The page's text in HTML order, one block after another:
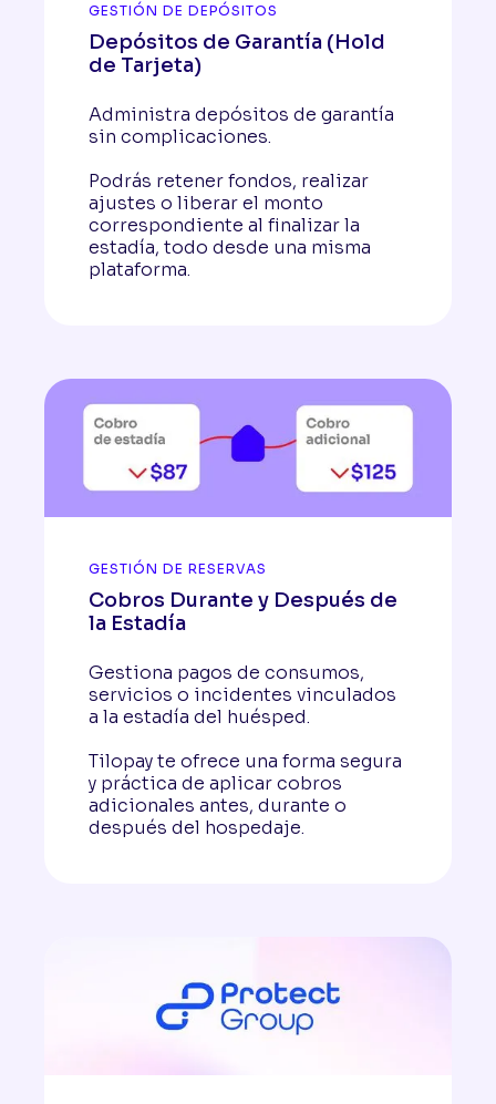
GESTIÓN DE DEPÓSITOS
Depósitos de Garantía (Hold
de Tarjeta)
Administra depósitos de garantía
sin complicaciones.
Podrás retener fondos, realizar
ajustes o liberar el monto
correspondiente al finalizar la
estadía, todo desde una misma
plataforma.
GESTIÓN DE RESERVAS
Cobros Durante y Después de
la Estadía
Gestiona pagos de consumos,
servicios o incidentes vinculados
a la estadía del huésped.
Tilopay te ofrece una forma segura
y práctica de aplicar cobros
adicionales antes, durante o
después del hospedaje.